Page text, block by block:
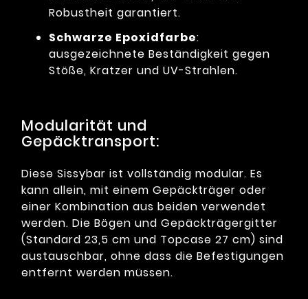
Robustheit garantiert.
Schwarze Epoxidfarbe:
ausgezeichnete Beständigkeit gegen
Stöße, Kratzer und UV-Strahlen.
Modularität und
Gepäcktransport:
Diese Sissybar ist vollständig modular. Es
kann allein, mit einem Gepäckträger oder
einer Kombination aus beiden verwendet
werden. Die Bögen und Gepäckträgergitter
(Standard 23,5 cm und Topcase 27 cm) sind
austauschbar, ohne dass die Befestigungen
entfernt werden müssen.